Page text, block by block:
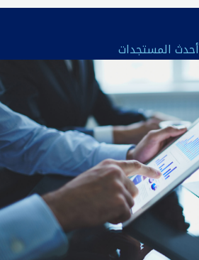
أحدث المستجدات